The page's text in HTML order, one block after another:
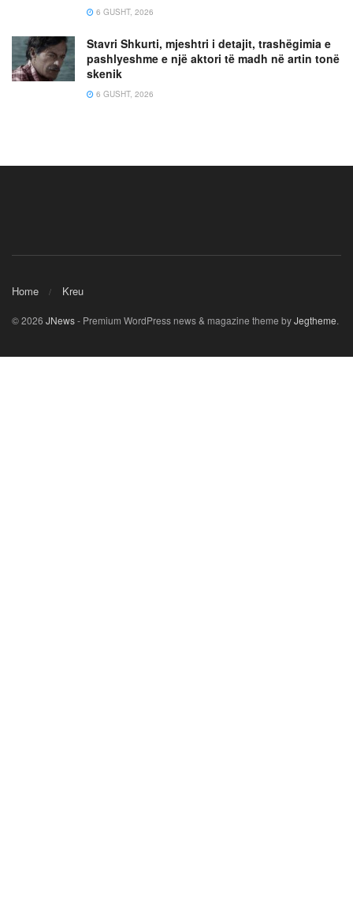
6 GUSHT, 2026
Stavri Shkurti, mjeshtri i detajit, trashëgimia e
pashlyeshme e një aktori të madh në artin tonë
skenik
6 GUSHT, 2026
Home Kreu
© 2026 JNews- Premium WordPress news & magazine theme byJegtheme.